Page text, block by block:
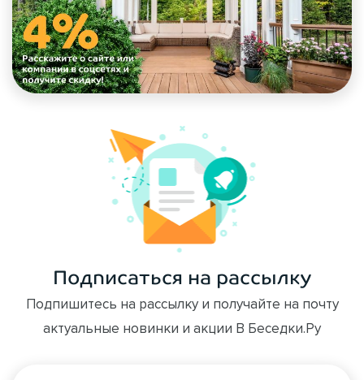
Подписаться на рассылку
Подпишитесь на рассылку и получайте на почту
актуальные новинки и акции В Беседки.Ру